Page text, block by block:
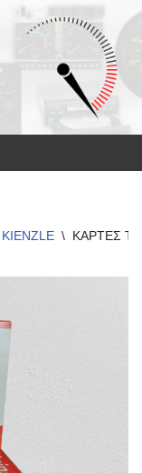
KIENZLE \ ΚΑΡΤΕΣ